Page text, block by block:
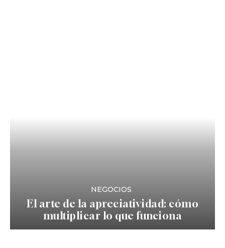
NEGOCIOS
El arte de la apreciatividad: cómo
multiplicar lo que funciona